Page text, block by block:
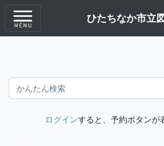
ひたちなか市立
ログインすると、予約ボタンが